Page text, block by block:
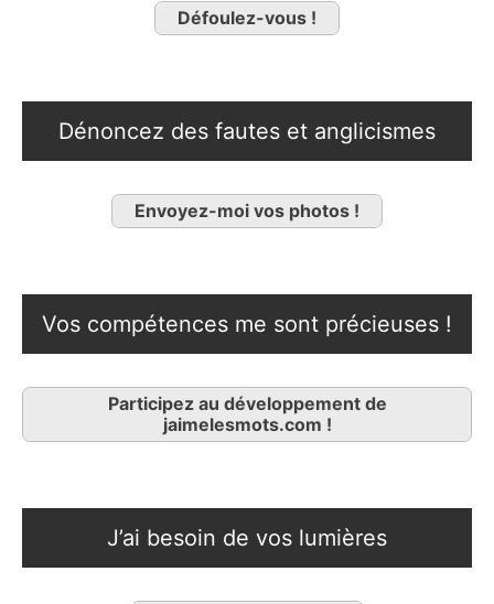
Défoulez-vous !
Dénoncez des fautes et anglicismes
Envoyez-moi vos photos !
Vos compétences me sont précieuses !
Participez au développement de
jaimelesmots.com !
J’ai besoin de vos lumières